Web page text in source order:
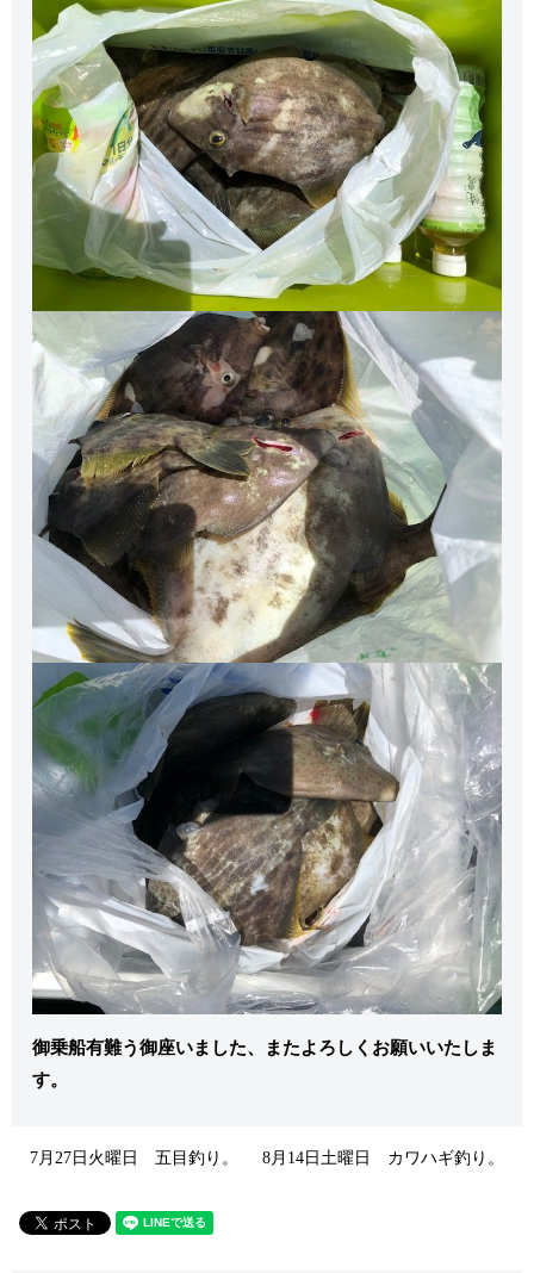
御乗船有難う御座いました、またよろしくお願いいたしま
す。
7月27日火曜日 五目釣り。 8月14日土曜日 カワハギ釣り。